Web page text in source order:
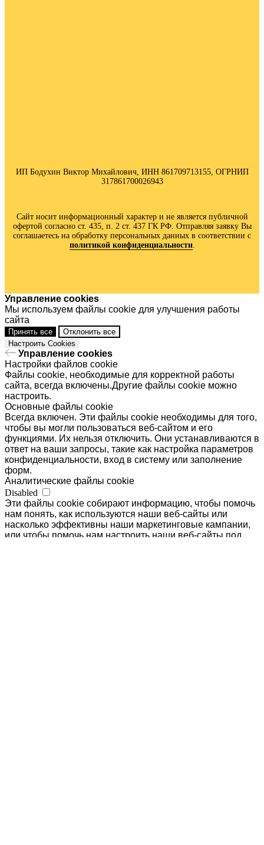
ИП Бодухин Виктор Михайлович, ИНН 861709713155, ОГРНИП
317861700026943
Сайт носит информационный характер и не является публичной
офертой согласно ст. 435, п. 2 ст. 437 ГК РФ. Отправляя заявку Вы
соглашаетесь на обработку персональных данных в соответствии с
политикой конфиденциальности.
Управление cookies
Мы используем файлы cookie для улучшения работы
сайта
Принять все
Отклонить все
Настроить Cookies
Управление cookies
Настройки файлов cookie
Файлы cookie, необходимые для корректной работы
сайта, всегда включены.Другие файлы cookie можно
настроить.
Основные файлы cookie
Всегда включен. Эти файлы cookie необходимы для того,
чтобы вы могли пользоваться веб-сайтом и его
функциями. Их нельзя отключить. Они устанавливаются в
ответ на ваши запросы, такие как настройка параметров
конфиденциальности, вход в систему или заполнение
форм.
Аналитические файлы cookie
Disabled
Эти файлы cookie собирают информацию, чтобы помочь
нам понять, как используются наши веб-сайты или
насколько эффективны наши маркетинговые кампании,
или чтобы помочь нам настроить наши веб-сайты под